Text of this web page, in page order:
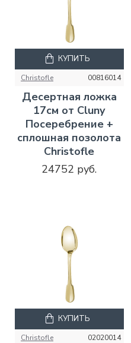
Christofle 00816014
Десертная ложка
17см от Cluny
Посеребрение +
сплошная позолота
Christofle
24752 руб.
КУПИТЬ
Christofle 02020014
КУПИТЬ